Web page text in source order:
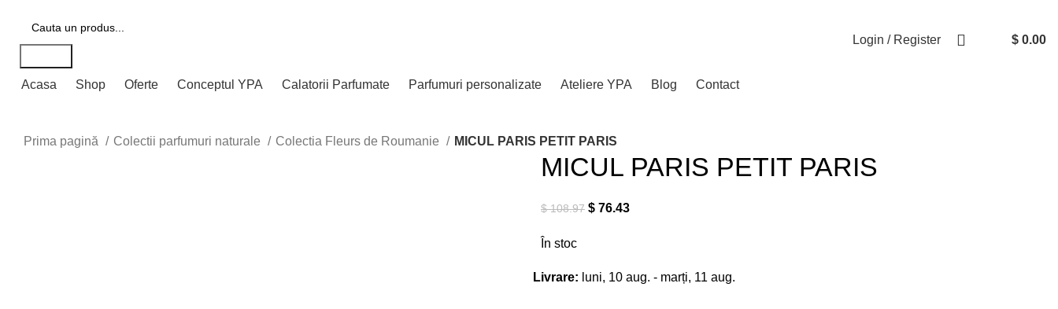
Login / Register $ 0.00
Acasa Shop Oferte Conceptul YPA Calatorii Parfumate Parfumuri personalizate Ateliere YPA Blog Contact
Prima pagină Colectii parfumuri naturale Colectia Fleurs de Roumanie
MICUL PARIS PETIT PARIS
MICUL PARIS PETIT PARIS
$108.97 $ 76.43
În stoc
Livrare: luni, 10 aug. - marți, 11 aug.